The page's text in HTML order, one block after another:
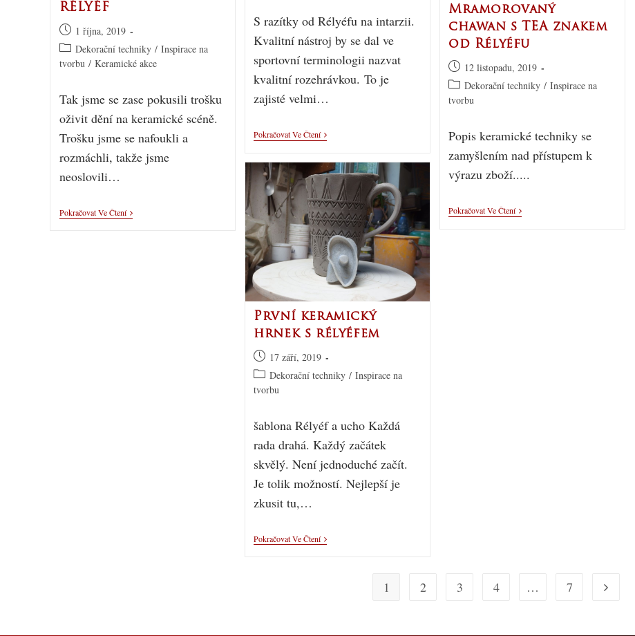
S razítky od Rélyéfu na intarzii.
Kvalitní nástroj by se dal ve
sportovní terminologii nazvat
kvalitní rozehrávkou. To je
zajisté velmi…
Pokračovat Ve Čtení
Mramorovaný
chawan s TEA znakem
od Rélyéfu
12 listopadu, 2019
Dekorační techniky / Inspirace na
tvorbu
Popis keramické techniky se
zamyšlením nad přístupem k
výrazu zboží.....
Pokračovat Ve Čtení
RÉLYÉF
1 října, 2019
Dekorační techniky / Inspirace na
tvorbu / Keramické akce
Tak jsme se zase pokusili trošku
oživit dění na keramické scéně.
Trošku jsme se nafoukli a
rozmáchli, takže jsme
neoslovili…
Pokračovat Ve Čtení
První keramický
hrnek s rélyéfem
17 září, 2019
Dekorační techniky / Inspirace na
tvorbu
šablona Rélyéf a ucho Každá
rada drahá. Každý začátek
skvělý. Není jednoduché začít.
Je tolik možností. Nejlepší je
zkusit tu,…
Pokračovat Ve Čtení
1 2 3 4 … 7